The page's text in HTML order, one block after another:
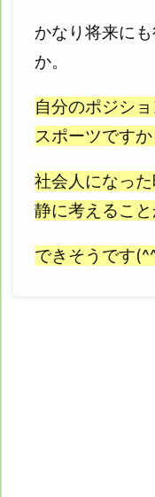
かなり将来に
か。
自分のポジシ
スポーツですか
社会人になっ
静に考えるこ
できそうです